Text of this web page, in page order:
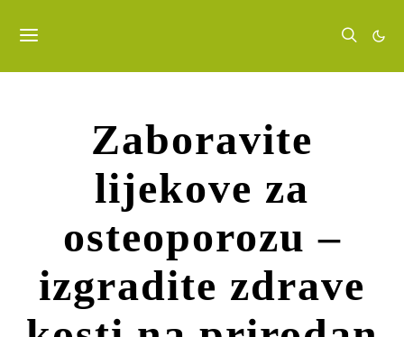
Zaboravite
lijekove za
osteoporozu –
izgradite zdrave